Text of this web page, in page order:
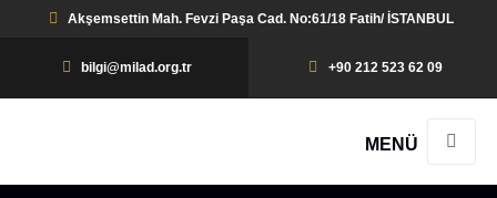
Akşemsettin Mah. Fevzi Paşa Cad. No:61/18 Fatih/ İSTANBUL
bilgi@milad.org.tr +90 212 523 62 09
MENÜ